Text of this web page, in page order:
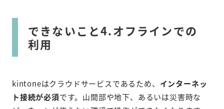
できないこと4.オフラインでの
利用
kintoneはクラウドサービスであるため、 インターネッ
ト接続が必須です。山間部や地下、あるいは災害時な